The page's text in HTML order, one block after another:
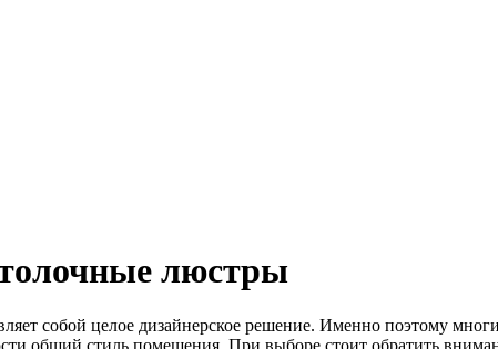
люстры
собой целое дизайнерское решение. Именно поэтому
общий стиль помещения. При выборе стоит обратить